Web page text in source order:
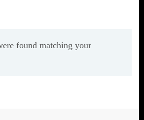
found matching your